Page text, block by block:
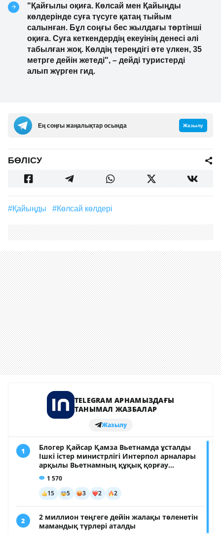
"Қайғылы оқиға. Көлсай мен Қайыңды
көлдерінде суға түсуге қатаң тыйым
салынған. Бұл соңғы бес жылдағы төртінші
оқиға. Суға кеткендердің екеуінің денесі әлі
табылған жоқ. Көлдің тереңдігі өте үлкен, 35
метрге дейін жетеді", – дейді туристерді
алып жүрген гид.
Ең соңғы жаңалықтар осында Жазылу
БӨЛІСУ
#Қайыңды #Көлсай көлдері